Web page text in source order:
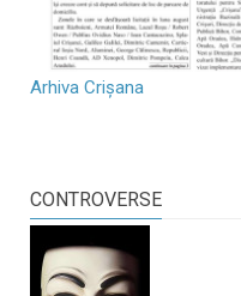
Arhiva Crișana
CONTROVERSE